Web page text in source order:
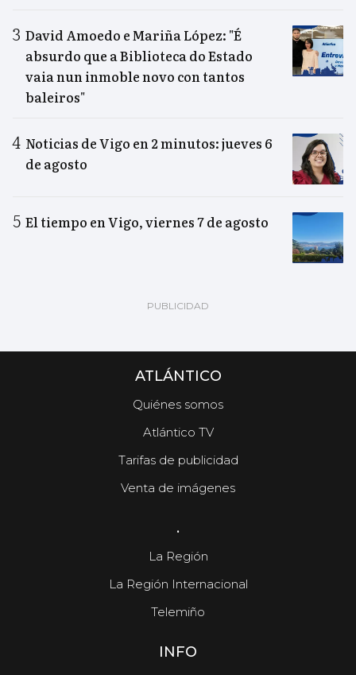
David Amoedo e Mariña López: "É
absurdo que a Biblioteca do Estado
vaia nun inmoble novo con tantos
baleiros"
Noticias de Vigo en 2 minutos: jueves 6
de agosto
El tiempo en Vigo, viernes 7 de agosto
ATLÁNTICO
Quiénes somos
Atlántico TV
Tarifas de publicidad
Venta de imágenes
.
La Región
La Región Internacional
Telemiño
INFO